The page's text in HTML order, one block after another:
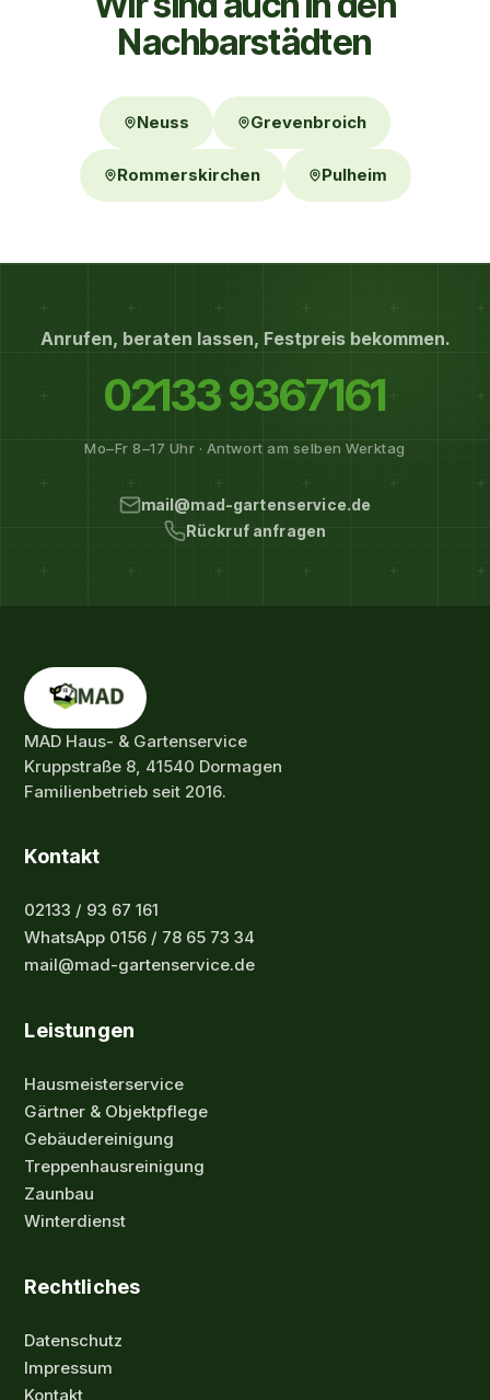
Nachbar­städten
Neuss Grevenbroich
Rommerskirchen Pulheim
Anrufen, beraten lassen, Festpreis bekommen.
02133 9367161
Mo–Fr 8–17 Uhr · Antwort am selben Werktag
mail@mad-gartenservice.de
Rückruf anfragen
MAD Haus- & Gartenservice
Kruppstraße 8, 41540 Dormagen
Familienbetrieb seit 2016.
Kontakt
02133 / 93 67 161
WhatsApp 0156 / 78 65 73 34
mail@mad-gartenservice.de
Leistungen
Hausmeisterservice
Gärtner & Objektpflege
Gebäudereinigung
Treppenhausreinigung
Zaunbau
Winterdienst
Rechtliches
Datenschutz
Impressum
Kontakt